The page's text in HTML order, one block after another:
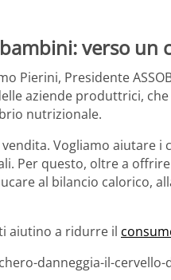
verso un
Pierini, Presidente
aziende produttrici,
nutrizionale.
Vogliamo aiutare i
Per questo, oltre a
al bilancio calorico,
aiutino a ridurre il
danneggia-il-cervello-